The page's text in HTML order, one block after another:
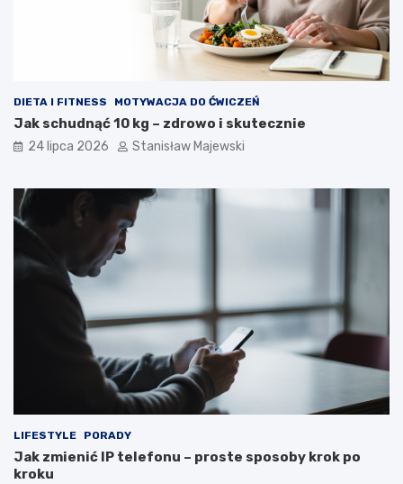
DIETA I FITNESS MOTYWACJA DO ĆWICZEŃ
Jak schudnąć 10 kg – zdrowo i skutecznie
24 lipca 2026 Stanisław Majewski
LIFESTYLE PORADY
Jak zmienić IP telefonu – proste sposoby krok po
kroku